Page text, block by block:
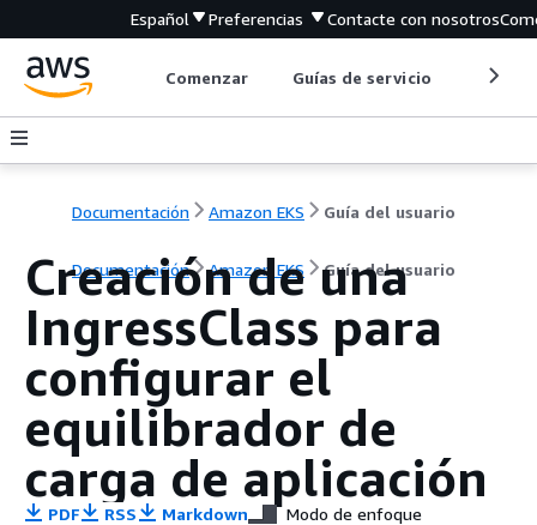
Español Preferencias Contacte con nosotros
Comenzar Guías de servicio
Documentación Amazon EKS Guía del usuario
Documentación Amazon EKS Guía del usuario
Creación de una
IngressClass para
configurar el
equilibrador de
carga de aplicación
PDF RSS Markdown Modo de enfoque